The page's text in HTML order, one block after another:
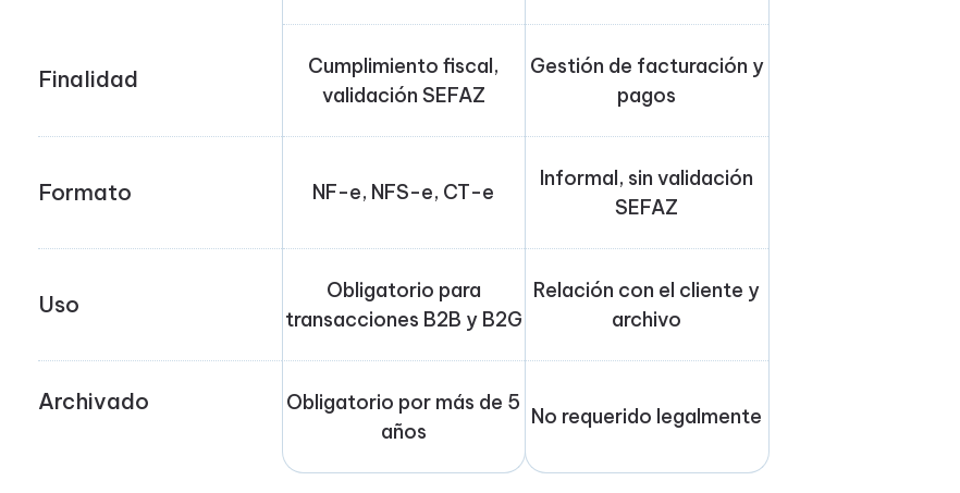
Finalidad
Cumplimiento fiscal,
validación SEFAZ
Gestión de facturación y
pagos
Formato NF-e, NFS-e, CT-e
Informal, sin validación
SEFAZ
Uso
Obligatorio para
transacciones B2B y B2G
Relación con el cliente y
archivo
Archivado
Obligatorio por más de 5
años
No requerido legalmente